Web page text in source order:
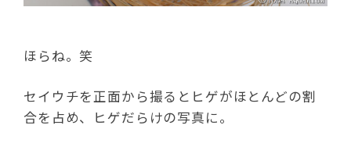
ほらね。笑
セイウチを正面から撮るとヒゲがほとんどの割
合を占め、ヒゲだらけの写真に。